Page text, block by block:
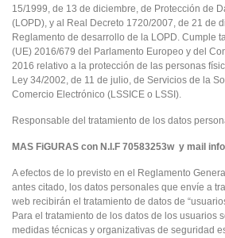
15/1999, de 13 de diciembre, de Protección de
(LOPD), y al Real Decreto 1720/2007, de 21 de
Reglamento de desarrollo de la LOPD. Cumple
(UE) 2016/679 del Parlamento Europeo y del
2016 relativo a la protección de las personas
Ley 34/2002, de 11 de julio, de Servicios de la
Comercio Electrónico (LSSICE o LSSI).
Responsable del tratamiento de los datos
MAS FiGURAS con N.I.F 70583253w y mail
A efectos de lo previsto en el Reglamento
antes citado, los datos personales que envíe a
web recibirán el tratamiento de datos de
Para el tratamiento de los datos de los usuarios
medidas técnicas y organizativas de seguridad